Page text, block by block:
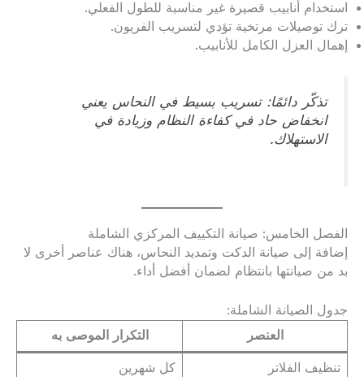
استخدام أنابيب قصيرة غير مناسبة للطول الفعلي.
ترك توصيلات مرتخية تؤدي لتسريب الفريون.
إهمال العزل الكامل للأنابيب.
تذكّر دائمًا: تسريب بسيط في النحاس يعني
انخفاض حاد في كفاءة النظام وزيادة في
الاستهلاك.
الفصل الخامس: صيانة التكييف المركزي الشاملة
إضافة إلى صيانة الدكت وتمديد النحاس، هناك عناصر أخرى لا
بد من صيانتها بانتظام لضمان أفضل أداء.
جدول الصيانة الشاملة:
العنصر
التكرار الموصى به
تنظيف الفلاتر كل شهرين